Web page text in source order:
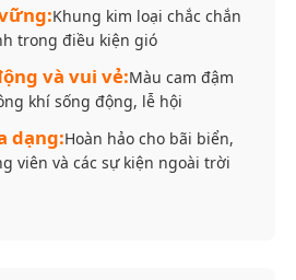
Khung kim loại chắc chắn
trong điều kiện gió
và vui vẻ:Màu cam đậm
khí sống động, lễ hội
dạng:Hoàn hảo cho bãi biển,
viên và các sự kiện ngoài trời